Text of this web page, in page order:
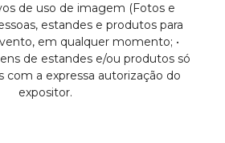
de uso de imagem (Fotos e
estandes e produtos para
em qualquer momento; •
de estandes e/ou produtos só
com a expressa autorização do
expositor.